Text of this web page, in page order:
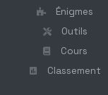
Énigmes
Outils
Cours
Classement